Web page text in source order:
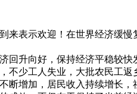
表示欢迎！在世界经济缓
回升向好，保持经济平稳较
不少工人失业，大批农民工
断增加，居民收入持续增长